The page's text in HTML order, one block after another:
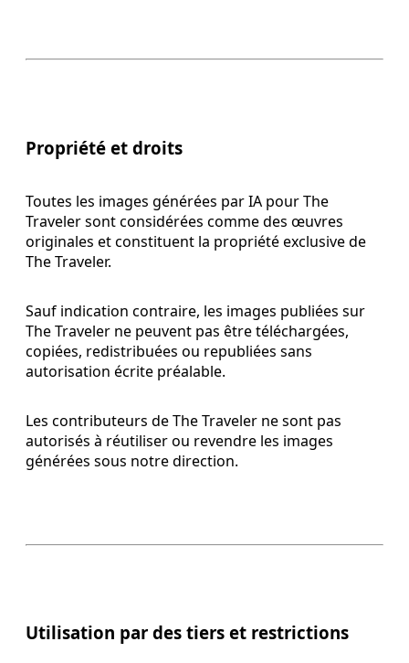
Propriété et droits
Toutes les images générées par IA pour The
Traveler sont considérées comme des œuvres
originales et constituent la propriété exclusive de
The Traveler.
Sauf indication contraire, les images publiées sur
The Traveler ne peuvent pas être téléchargées,
copiées, redistribuées ou republiées sans
autorisation écrite préalable.
Les contributeurs de The Traveler ne sont pas
autorisés à réutiliser ou revendre les images
générées sous notre direction.
Utilisation par des tiers et restrictions